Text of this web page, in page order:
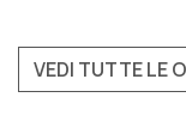
VEDI TUTTE LE